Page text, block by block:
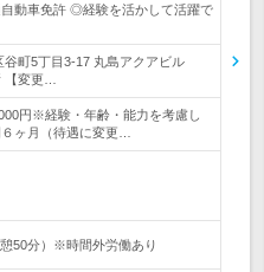
動車免許 ◎経験を活かして活躍で
谷町5丁目3-17 丸島アクアビル
【変更…
円※経験・年齢・能力を考慮し
ヶ月（待遇に変更…
50分）※時間外労働あり